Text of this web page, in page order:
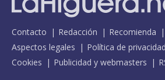
Contacto Redacción Recomienda
Aspectos legales
Política de privacidad
Cookies
Publicidad y webmasters